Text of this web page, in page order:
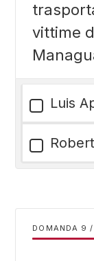
vittime
Luis
DOMANDA /